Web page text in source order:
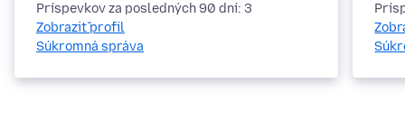
Príspevkov za posledných 90 dní: 3
Zobraziť profil
Súkromná správa